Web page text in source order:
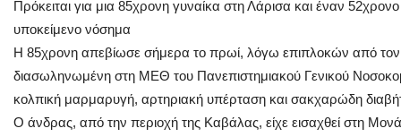
Πρόκειται για μια 85χρονη γυναίκα στη Λάρισα και έναν
υποκείμενο νόσημα
Η 85χρονη απεβίωσε σήμερα το πρωί, λόγω επιπλοκών από
διασωληνωμένη στη ΜΕΘ του Πανεπιστημιακού Γενικού
κολπική μαρμαρυγή, αρτηριακή υπέρταση και σακχαρώδη
Ο άνδρας, από την περιοχή της Καβάλας, είχε εισαχθεί στη